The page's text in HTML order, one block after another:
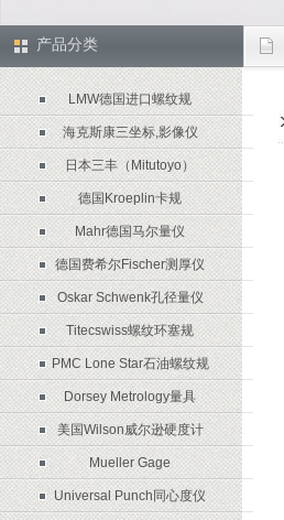
产品分类
LMW德国进口螺纹规
海克斯康三坐标,影像仪
日本三丰（Mitutoyo）
德国Kroeplin卡规
Mahr德国马尔量仪
德国费希尔Fischer测厚仪
Oskar Schwenk孔径量仪
Titecswiss螺纹环塞规
PMC Lone Star石油螺纹规
Dorsey Metrology量具
美国Wilson威尔逊硬度计
Mueller Gage
Universal Punch同心度仪